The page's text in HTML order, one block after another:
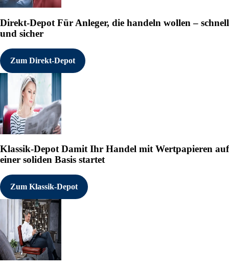
Direkt-Depot Für Anleger, die handeln wollen – schnell
und sicher
Zum Direkt-Depot
Klassik-DepotDamit Ihr Handel mit Wertpapieren auf
einer soliden Basis startet
Zum Klassik-Depot